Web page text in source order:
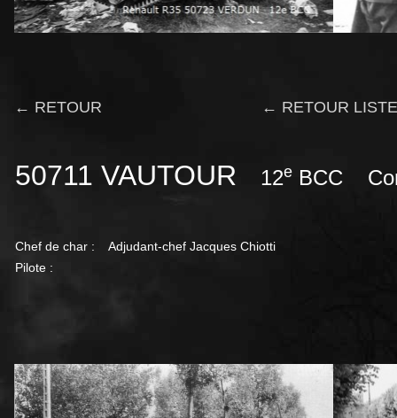
← RETOUR ← RETOUR
50711 VAUTOUR 12e BCC
Chef de char : Adjudant-chef Jacques Chiotti
Pilote :